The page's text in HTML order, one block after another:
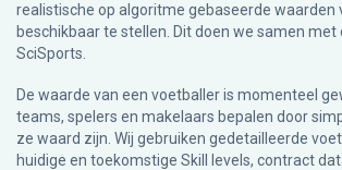
realistische op algoritme gebaseerde waarden
beschikbaar te stellen. Dit doen we samen
SciSports
De waarde van een voetballer is momenteel
teams, spelers en makelaars bepalen door
ze waard zijn. Wij gebruiken gedetailleerde
huidige en toekomstige Skill levels, contract